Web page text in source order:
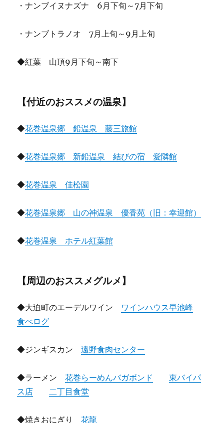
・ナンブイヌナズナ 6月下旬～7月下旬
・ナンブトラノオ 7月上旬～9月上旬
◆紅葉 山頂9月下旬～南下
【付近のおススメの温泉】
◆花巻温泉郷 鉛温泉 藤三旅館
◆花巻温泉郷 新鉛温泉 結びの宿 愛隣館
◆花巻温泉 佳松園
◆花巻温泉郷 山の神温泉 優香苑（旧：幸迎館）
◆花巻温泉 ホテル紅葉館
【周辺のおススメグルメ】
◆大迫町のエーデルワイン ワインハウス早池峰
食べログ
◆ジンギスカン遠野食肉センター
◆ラーメン花巻らーめんバガボンド
東バイパ
ス店
二丁目食堂
◆焼きおにぎり花龍